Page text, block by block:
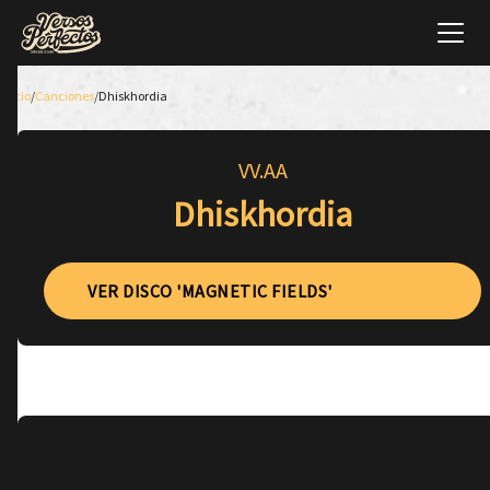
Inicio/Canciones/Dhiskhordia
VV.AA
Dhiskhordia
VER DISCO 'MAGNETIC FIELDS'